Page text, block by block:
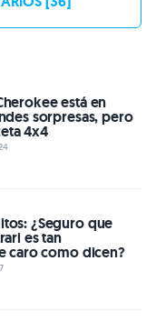
está en
sorpresas, pero
4x4
¿Seguro que
es tan
caro como dicen?